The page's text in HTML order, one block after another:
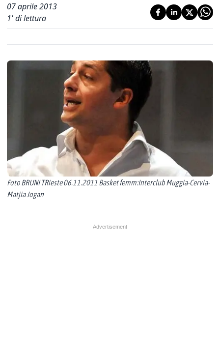
07 aprile 2013
1' di lettura
Foto BRUNI TRieste 06.11.2011 Basket femm:Interclub Muggia-Cervia-
Matjia Jogan